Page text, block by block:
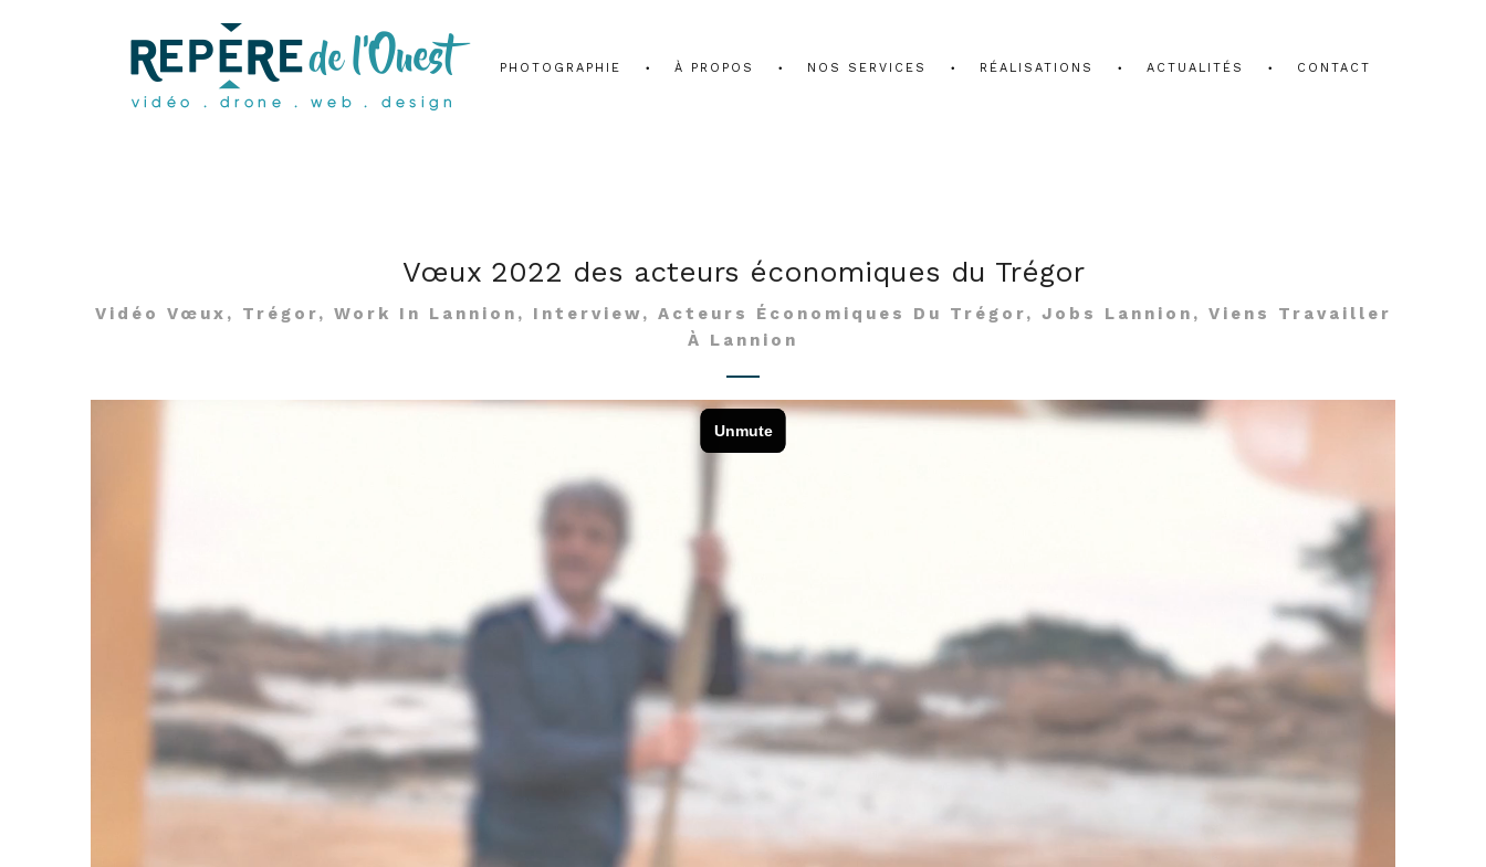
PHOTOGRAPHIE À PROPOS NOS SERVICES RÉALISATIONS ACTUALITÉS CONTACT
Vœux 2022 des acteurs économiques du Trégor
Vidéo Vœux, Trégor, Work In Lannion, Interview, Acteurs Économiques Du Trégor, Jobs Lannion, Viens Travailler
À Lannion